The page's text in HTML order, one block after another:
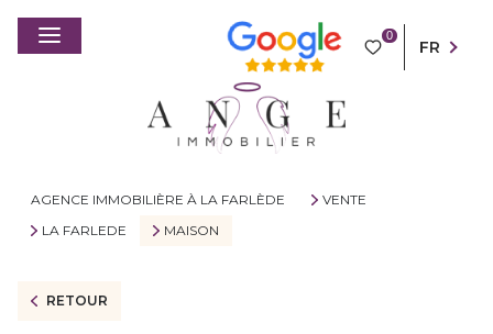
0
FR
AGENCE IMMOBILIÈRE À LA FARLÈDE
VENTE
LA FARLEDE
MAISON
RETOUR